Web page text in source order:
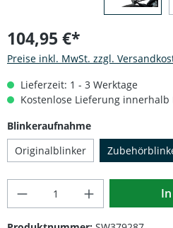
104,95 €*
Preise inkl. MwSt. zzgl.
Lieferzeit: 1 - 3 Werktage
Kostenlose Lieferung innerhalb
Blinkeraufnahmeauswählen
Originalblinker
Produkt Anzahl: Gib